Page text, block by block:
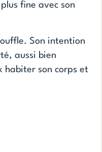
fine avec son
Son intention
aussi bien
habiter son corps et